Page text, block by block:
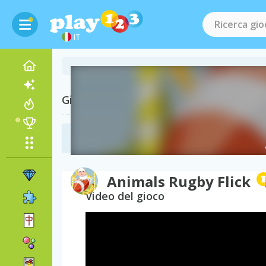
IT
Animals Rugby Flick
Giochi Correlati
Giochi di Rugby
Video del gioco